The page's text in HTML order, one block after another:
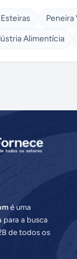
Alimentícia
é uma
a busca
de todos os